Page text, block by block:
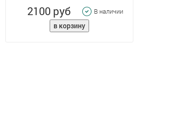
2100 руб В наличии